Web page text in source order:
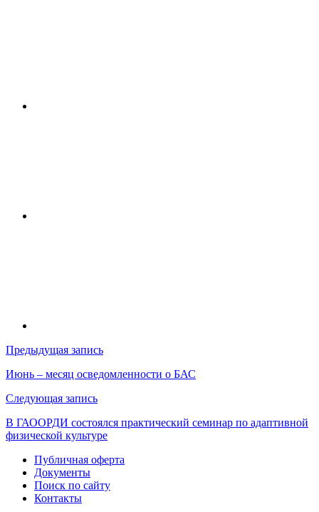
Навигация
по
записям
Предыдущая запись
Июнь – месяц осведомленности о БАС
Следующая запись
В ГАООРДИ состоялся практический семинар по адаптивной
физической культуре
Публичная оферта
Документы
Поиск по сайту
Контакты